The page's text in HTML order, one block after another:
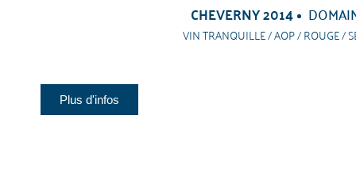
CHEVERNY 2014
VIN TRANQUILLE / AOP / ROUGE /
Plus d'infos